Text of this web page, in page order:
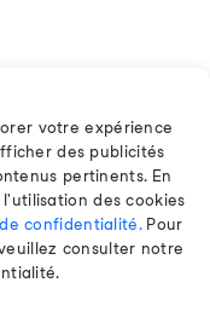
votre expérience
des publicités
pertinents. En
des cookies
confidentialité.Pour
consulter notre